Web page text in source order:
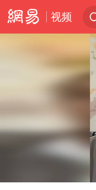
视频
Play